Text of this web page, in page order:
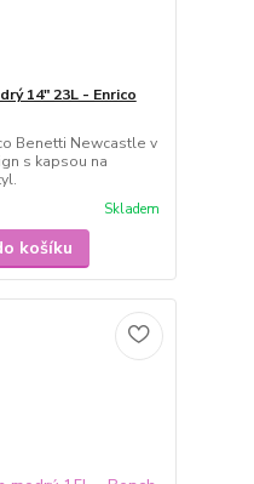
14" 23L - Enrico
Benetti Newcastle v
s kapsou na
Skladem
košíku